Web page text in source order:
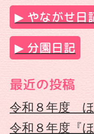
園
やながせ日
分園日記
最近の投稿
令和８年度
令和８年度『